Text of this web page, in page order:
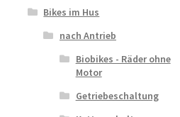
Bikes im Hus
nach Antrieb
Biobikes - Räder ohne
Motor
Getriebeschaltung